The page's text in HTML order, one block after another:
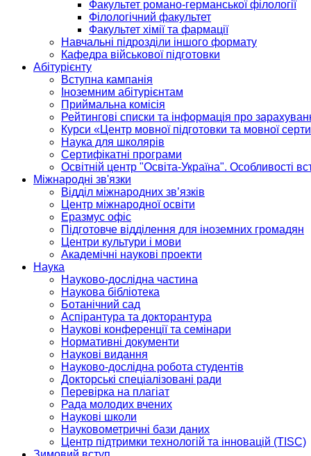
Факультет романо-германської філології
Філологічний факультет
Факультет хімії та фармації
Навчальні підрозділи іншого формату
Кафедра військової підготовки
Абітурієнту
Вступна кампанія
Іноземним абітурієнтам
Приймальна комісія
Рейтингові списки та інформація про
Курси «Центр мовної підготовки та мовної
Наука для школярів
Сертифікатні програми
Освітній центр "Освіта-Україна". Особливості
Міжнародні зв'язки
Відділ міжнародних зв’язків
Центр міжнародної освіти
Еразмус офіс
Підготовче відділення для іноземних громадян
Центри культури і мови
Академічні наукові проекти
Наука
Науково-дослідна частина
Наукова бібліотека
Ботанічний сад
Аспірантура та докторантура
Наукові конференції та семінари
Нормативні документи
Наукові видання
Науково-дослідна робота студентів
Докторські спеціалізовані ради
Перевірка на плагіат
Рада молодих вчених
Наукові школи
Науковометричні бази даних
Центр підтримки технологій та інновацій (TISC)